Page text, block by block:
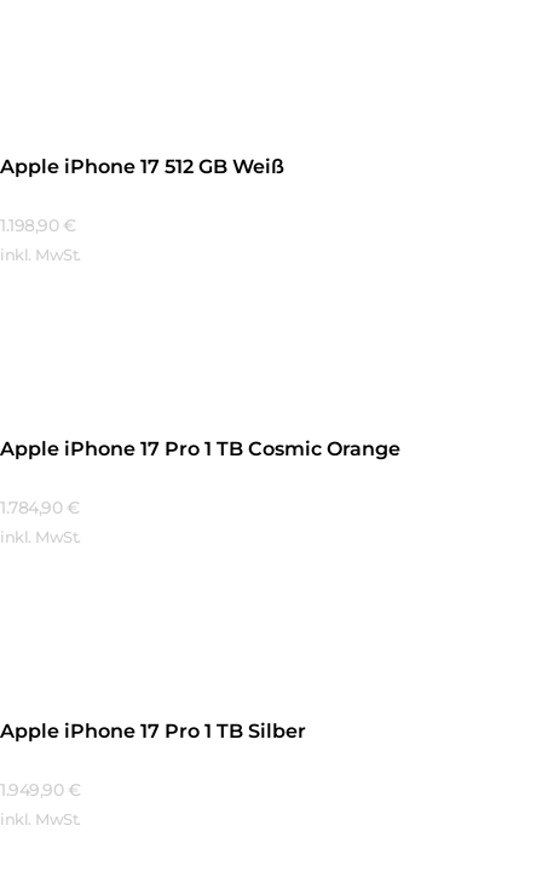
Apple iPhone 17 512 GB Weiß
1.198,90 €
inkl. MwSt.
Apple iPhone 17 Pro 1 TB Cosmic Orange
1.784,90 €
inkl. MwSt.
Apple iPhone 17 Pro 1 TB Silber
1.949,90 €
inkl. MwSt.